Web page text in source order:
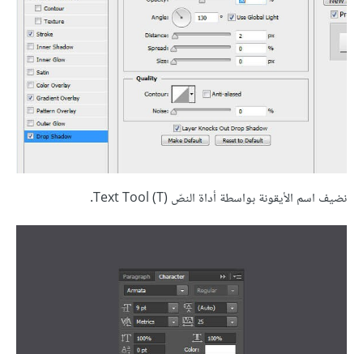
نضيف اسم الأيقونة بواسطة أداة النصّ (Text Tool (T.